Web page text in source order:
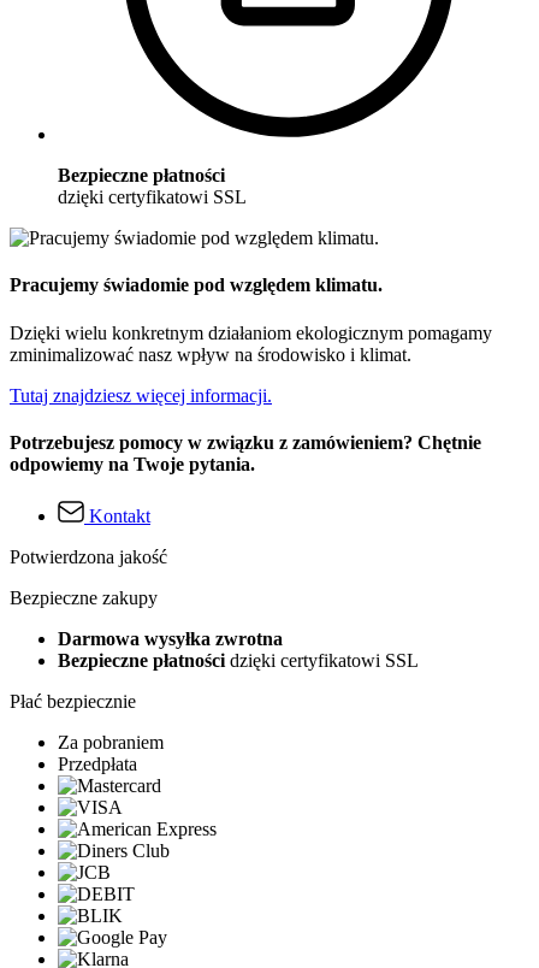
Bezpieczne płatności
dzięki certyfikatowi SSL
Pracujemy świadomie pod względem klimatu.
Dzięki wielu konkretnym działaniom ekologicznym pomagamy
zminimalizować nasz wpływ na środowisko i klimat.
Tutaj znajdziesz więcej informacji.
Potrzebujesz pomocy w związku z zamówieniem? Chętnie
odpowiemy na Twoje pytania.
Kontakt
Potwierdzona jakość
Bezpieczne zakupy
Darmowa wysyłka zwrotna
Bezpieczne płatności dzięki certyfikatowi SSL
Płać bezpiecznie
Za pobraniem
Przedpłata